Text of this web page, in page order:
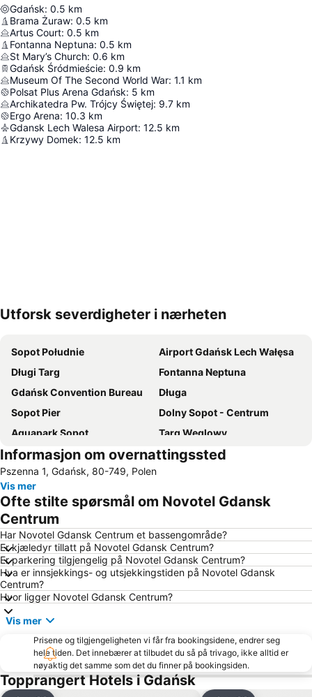
Gdańsk: 0.5 km
Brama Żuraw: 0.5 km
Artus Court: 0.5 km
Fontanna Neptuna: 0.5 km
St Mary’s Church: 0.6 km
Gdańsk Śródmieście: 0.9 km
Museum Of The Second World War: 1.1 km
Polsat Plus Arena Gdańsk: 5 km
Archikatedra Pw. Trójcy Świętej: 9.7 km
Ergo Arena: 10.3 km
Gdansk Lech Walesa Airport: 12.5 km
Krzywy Domek: 12.5 km
Utforsk severdigheter i nærheten
Sopot Południe
Airport Gdańsk Lech Wałęsa
Długi Targ
Fontanna Neptuna
Gdańsk Convention Bureau
Długa
Sopot Pier
Dolny Sopot - Centrum
Aquapark Sopot
Targ Węglowy
Port of Gdańsk
Jelitkowo
Main Town Hall
Oliwa
Marina Sopot
Galeria Bałtycka
Ergo Arena
New Port Beach
Śródmieście
Śródmieście Beach
Brzeźno 1
Przymorze
Sopot Festival
Centrum Handlowe Manhattan
Plaża Stogi
Gdyńska Przystań Jachtowa
Wrzeszcz Dolny
Green Gate
Brama Złota
Molo Gdansk Brzezno
Żabianka
Informasjon om overnattingssted
Pszenna 1, Gdańsk, 80-749, Polen
Vis mer
Ofte stilte spørsmål om Novotel Gdansk
Centrum
Har Novotel Gdansk Centrum et bassengområde?
Er kjæledyr tillatt på Novotel Gdansk Centrum?
Er parkering tilgjengelig på Novotel Gdansk Centrum?
Hva er innsjekkings- og utsjekkingstiden på Novotel Gdansk
Centrum?
Hvor ligger Novotel Gdansk Centrum?
Vis mer
Prisene og tilgjengeligheten vi får fra bookingsidene, endrer seg
hele tiden. Det innebærer at tilbudet du så på trivago, ikke alltid er
nøyaktig det samme som det du finner på bookingsiden.
Topprangert Hotels i Gdańsk